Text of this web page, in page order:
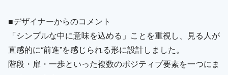
■デザイナーからのコメント
「シンプルな中に意味を込める」ことを重視し、見る人が
直感的に“前進”を感じられる形に設計しました。
階段・扉・一歩といった複数のポジティブ要素を一つにま